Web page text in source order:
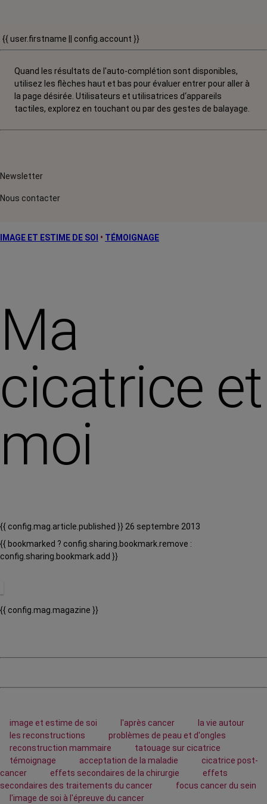
{{ user.firstname || config.account }}
Quand les résultats de l'auto-complétion sont disponibles,
utilisez les flèches haut et bas pour évaluer entrer pour aller à
la page désirée. Utilisateurs et utilisatrices d‘appareils
tactiles, explorez en touchant ou par des gestes de balayage.
Newsletter
Nous contacter
IMAGE ET ESTIME DE SOI • TÉMOIGNAGE
Ma
cicatrice et
moi
{{ config.mag.article.published }} 26 septembre 2013
{{ bookmarked ? config.sharing.bookmark.remove :
config.sharing.bookmark.add }}
{{ config.mag.magazine }}
image et estime de soi l'après cancer
la vie autour
les reconstructions
problèmes de peau et d'ongles
reconstruction mammaire
tatouage sur cicatrice
témoignage
acceptation de la maladie
cicatrice post-
cancer
effets secondaires de la chirurgie
effets
secondaires des traitements du cancer
focus cancer du sein
l'image de soi à l'épreuve du cancer